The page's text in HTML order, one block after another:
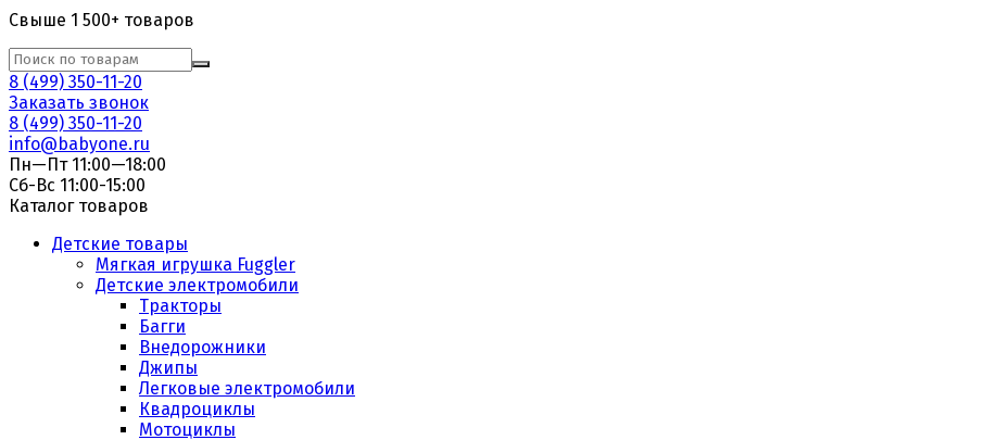
Свыше 1 500+ товаров
8 (499) 350-11-20
Заказать звонок
8 (499) 350-11-20
info@babyone.ru
Пн—Пт 11:00—18:00
Сб-Вс 11:00-15:00
Каталог товаров
Детские товары
Мягкая игрушка Fuggler
Детские электромобили
Тракторы
Багги
Внедорожники
Джипы
Легковые электромобили
Квадроциклы
Мотоциклы